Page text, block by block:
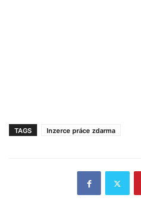
TAGS Inzerce práce zdarma